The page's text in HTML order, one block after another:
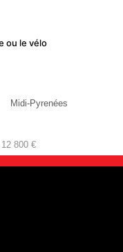
ou le vélo
Midi-Pyrenées
800 €